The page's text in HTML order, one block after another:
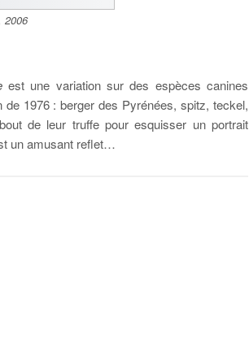
2006
est une variation sur des espèces canines
1976 : berger des Pyrénées, spitz, teckel,
de leur truffe pour esquisser un portrait
un amusant reflet…